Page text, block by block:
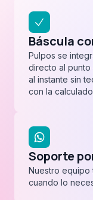
Báscula
Pulpos se
directo al
al instante sin
con la
Soporte
Nuestro equipo
cuando lo